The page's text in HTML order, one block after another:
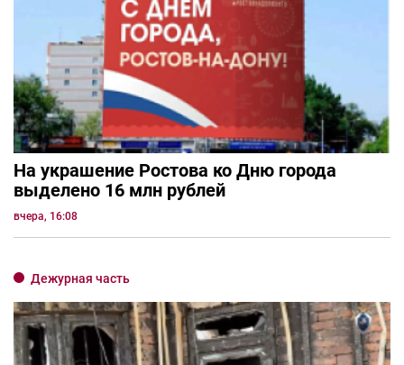
На украшение Ростова ко Дню города
выделено 16 млн рублей
вчера, 16:08
Дежурная часть